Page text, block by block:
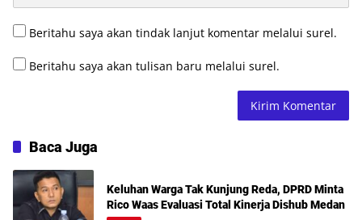
Beritahu saya akan tindak lanjut komentar melalui surel.
Beritahu saya akan tulisan baru melalui surel.
Baca Juga
Keluhan Warga Tak Kunjung Reda, DPRD Minta
Rico Waas Evaluasi Total Kinerja Dishub Medan